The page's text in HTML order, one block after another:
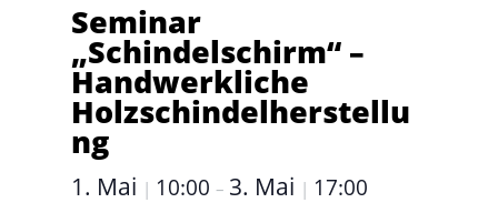
Seminar
„Schindelschirm“ –
Handwerkliche
Holzschindelherstellu
ng
1. Mai | 10:00 – 3. Mai | 17:00